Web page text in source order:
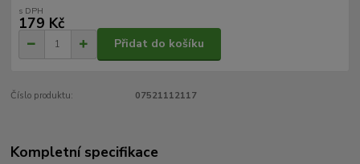
179 Kč
Přidat do košíku
Číslo produktu: 07521112117
Kompletní specifikace